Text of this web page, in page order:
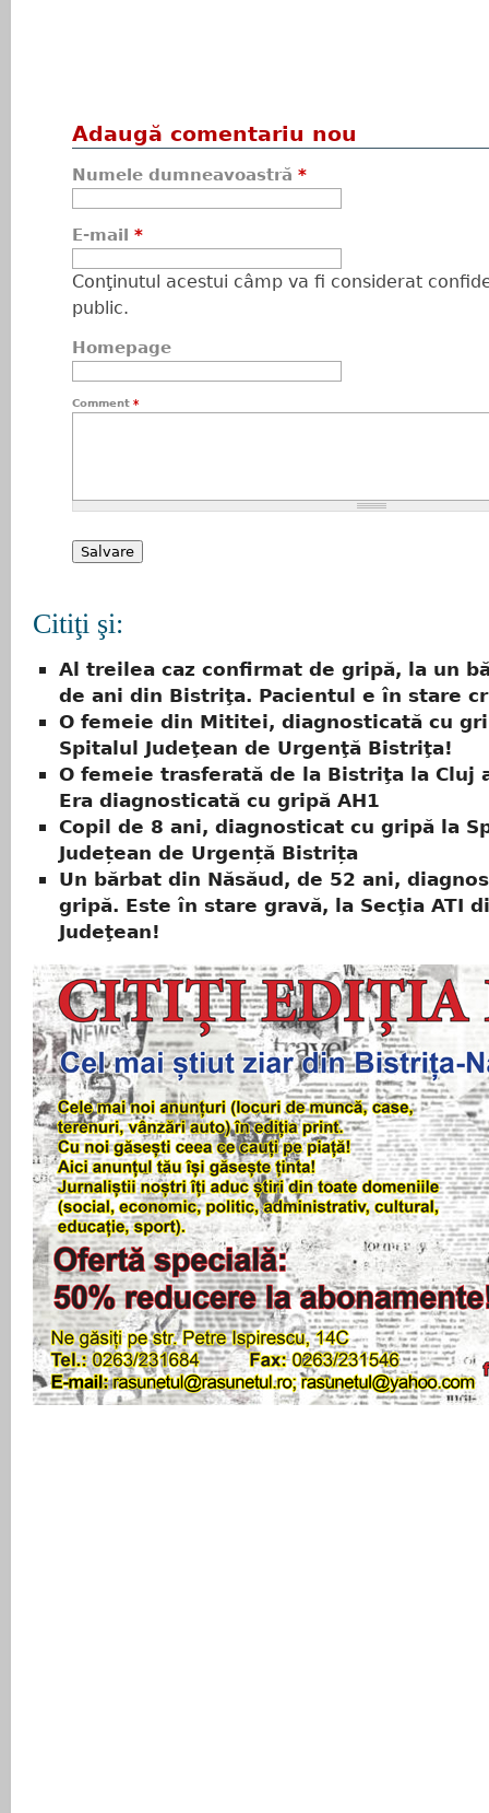
Adaugă comentariu nou
Numele dumneavoastră *
E-mail *
Conţinutul acestui câmp va fi considerat
public.
Homepage
Comment *
Citiţi şi:
Al treilea caz confirmat de gripă, la un
de ani din Bistriţa. Pacientul e în stare
O femeie din Mititei, diagnosticată cu
Spitalul Judeţean de Urgenţă Bistriţa!
O femeie trasferată de la Bistriţa la Cluj
Era diagnosticată cu gripă AH1
Copil de 8 ani, diagnosticat cu gripă la
Județean de Urgență Bistrița
Un bărbat din Năsăud, de 52 ani,
gripă. Este în stare gravă, la Secţia ATI
Judeţean!